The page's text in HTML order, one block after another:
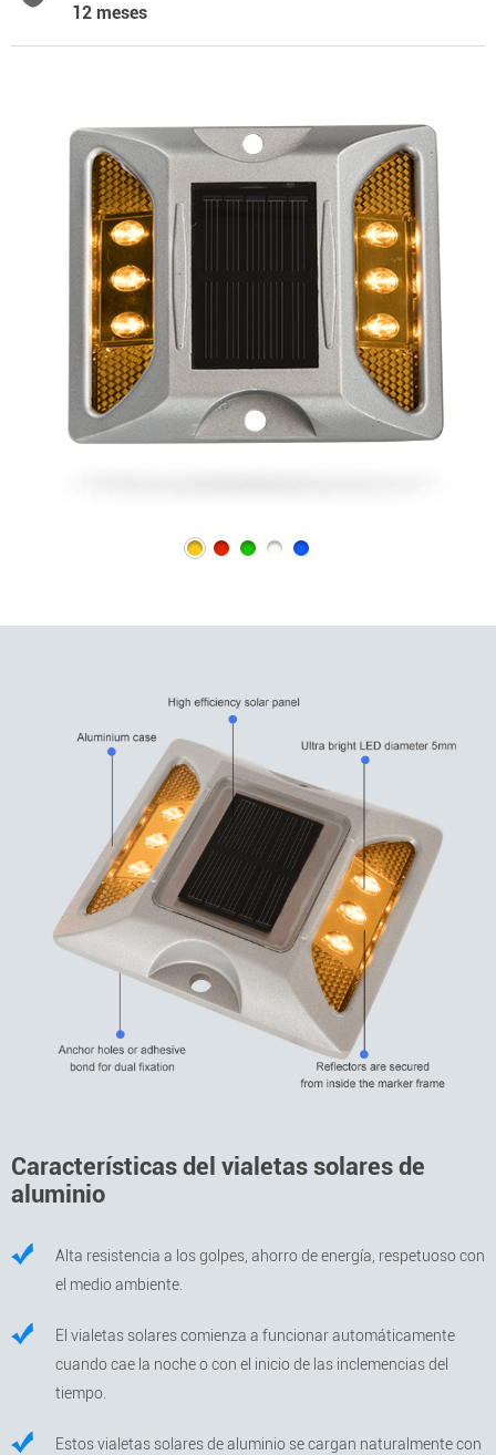
12 meses
Características del vialetas solares de
aluminio
Alta resistencia a los golpes, ahorro de energía, respetuoso con
el medio ambiente.
El vialetas solares comienza a funcionar automáticamente
cuando cae la noche o con el inicio de las inclemencias del
tiempo.
Estos vialetas solares de aluminio se cargan naturalmente con